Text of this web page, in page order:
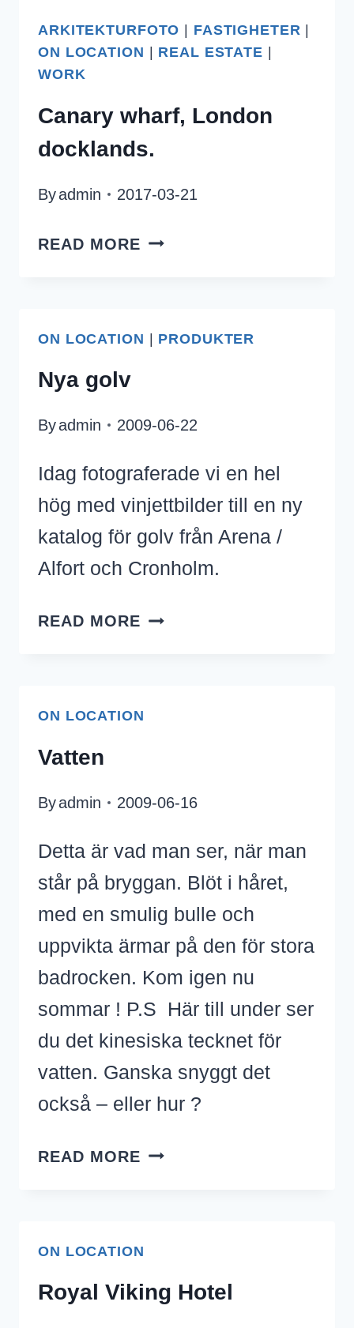
ARKITEKTURFOTO FASTIGHETER
ON LOCATION
REAL ESTATE
WORK
Canary wharf, London
docklands.
Byadmin 2017-03-21
READ MORE CANARY
ON LOCATION | PRODUKTER
Nya golv
Byadmin 2009-06-22
Idag fotograferade vi en hel
hög med vinjettbilder till en ny
katalog för golv från Arena /
Alfort och Cronholm.
READ MORE NYA
ON LOCATION
Vatten
Byadmin 2009-06-16
Detta är vad man ser, när man
står på bryggan. Blöt i håret,
med en smulig bulle och
uppvikta ärmar på den för stora
badrocken. Kom igen nu
sommar ! P.S Här till under ser
du det kinesiska tecknet för
vatten. Ganska snyggt det
också – eller hur ?
READ MORE VATTEN
ON LOCATION
Royal Viking Hotel